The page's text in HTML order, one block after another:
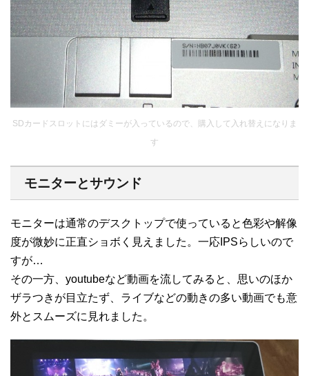
SDカードスロットにはダミーが入っているので、購入して入れ替えになりま
す
モニターとサウンド
モニターは通常のデスクトップで使っていると色彩や解像
度が微妙に正直ショボく見えました。一応IPSらしいので
すが…
その一方、youtubeなど動画を流してみると、思いのほか
ザラつきが目立たず、ライブなどの動きの多い動画でも意
外とスムーズに見れました。